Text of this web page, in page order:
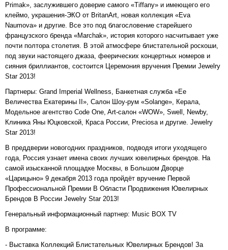
Primak», заслужившего доверие самого «Tiffany» и имеющего его
клеймо, украшения-ЭКО от BritanArt, новая коллекция «Eva
Naumova» и другие. Все это под благословение старейшего
французского бренда «Marchak», история которого насчитывает уже
почти полтора столетия. В этой атмосфере блистательной роскоши,
под звуки настоящего джаза, феерических концертных номеров и
сияния бриллиантов, состоится Церемония вручения Премии Jewelry
Star 2013!
Партнеры: Grand Imperial Wellness, Банкетная служба «Ее
Величества Екатерины II», Салон Шоу-рум «Solange», Керала,
Модельное агентство Code One, Art-салон «WOW», Swell, Newby,
Клиника Яны Юцковской, Краса России, Preciosa и другие. Jewelry
Star 2013!
В преддверии новогодних праздников, подводя итоги уходящего
года, Россия узнает имена своих лучших ювелирных брендов. На
самой изысканной площадке Москвы, в Большом Дворце
«Царицыно» 9 декабря 2013 года пройдёт вручение Первой
Профессиональной Премии В Области Продвижения Ювелирных
Брендов В России Jewelry Star 2013!
Генеральный информационный партнер: Music BOX TV
В программе:
- Выставка Коллекций Блистательных Ювелирных Брендов! За